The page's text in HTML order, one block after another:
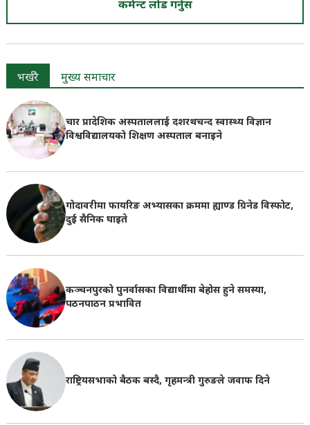
कमेन्ट लोड गर्नुस
भर्खरै मुख्य समाचार
चार प्रादेशिक अस्पताललाई दशरथचन्द स्वास्थ्य विज्ञान
विश्वविद्यालयको शिक्षण अस्पताल बनाइने
गोदावरीमा फायरिङ अभ्यासका क्रममा ह्याण्ड ग्रिनेड विस्फोट,
दुई सैनिक घाइते
कञ्चनपुरको पुनर्वासका विद्यार्थीमा बेहोस हुने समस्या,
पठनपाठन प्रभावित
राष्ट्रियसभाको बैठक बस्दै, गृहमन्त्री गुरुङले जवाफ दिने